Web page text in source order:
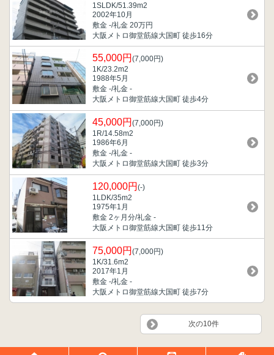
1SLDK/51.39m2
2002年10月
敷金 -/礼金 20万円
大阪メトロ御堂筋線大国町 徒歩16分
55,000円 (7,000円)
1K/23.2m2
1988年5月
敷金 -/礼金 -
大阪メトロ御堂筋線大国町 徒歩4分
45,000円 (7,000円)
1R/14.58m2
1986年6月
敷金 -/礼金 -
大阪メトロ御堂筋線大国町 徒歩3分
120,000円 (-)
1LDK/35m2
1975年1月
敷金 2ヶ月分/礼金 -
大阪メトロ御堂筋線大国町 徒歩11分
75,000円 (7,000円)
1K/31.6m2
2017年1月
敷金 -/礼金 -
大阪メトロ御堂筋線大国町 徒歩7分
次の10件